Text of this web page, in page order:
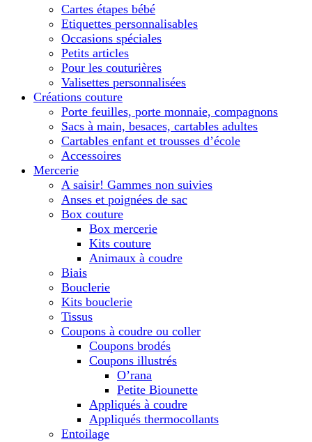
Cartes étapes bébé
Etiquettes personnalisables
Occasions spéciales
Petits articles
Pour les couturières
Valisettes personnalisées
Créations couture
Porte feuilles, porte monnaie, compagnons
Sacs à main, besaces, cartables adultes
Cartables enfant et trousses d’école
Accessoires
Mercerie
A saisir! Gammes non suivies
Anses et poignées de sac
Box couture
Box mercerie
Kits couture
Animaux à coudre
Biais
Bouclerie
Kits bouclerie
Tissus
Coupons à coudre ou coller
Coupons brodés
Coupons illustrés
O’rana
Petite Biounette
Appliqués à coudre
Appliqués thermocollants
Entoilage